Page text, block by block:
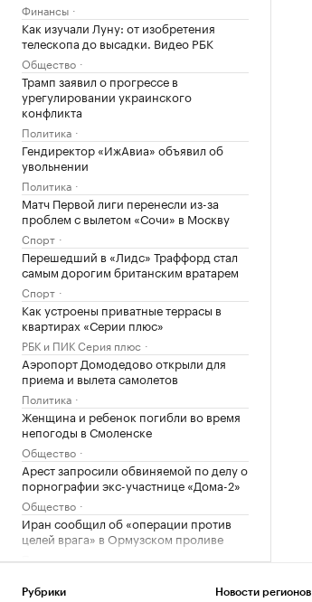
Финансы
Как изучали Луну: от изобретения
телескопа до высадки. Видео РБК
Общество
Трамп заявил о прогрессе в
урегулировании украинского
конфликта
Политика
Гендиректор «ИжАвиа» объявил об
увольнении
Политика
Матч Первой лиги перенесли из-за
проблем с вылетом «Сочи» в Москву
Спорт
Перешедший в «Лидс» Траффорд стал
самым дорогим британским вратарем
Спорт
Как устроены приватные террасы в
квартирах «Серии плюс»
РБК и ПИК Серия плюс
Аэропорт Домодедово открыли для
приема и вылета самолетов
Политика
Женщина и ребенок погибли во время
непогоды в Смоленске
Общество
Арест запросили обвиняемой по делу о
порнографии экс-участнице «Дома-2»
Общество
Иран сообщил об «операции против
целей врага» в Ормузском проливе
Политика
в четвертый круг турнира в Торонто
Рубрики Новости регионов